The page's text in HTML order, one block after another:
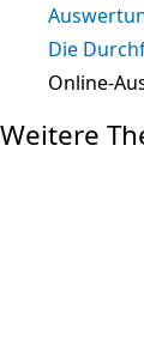
Die
Online-
Weitere